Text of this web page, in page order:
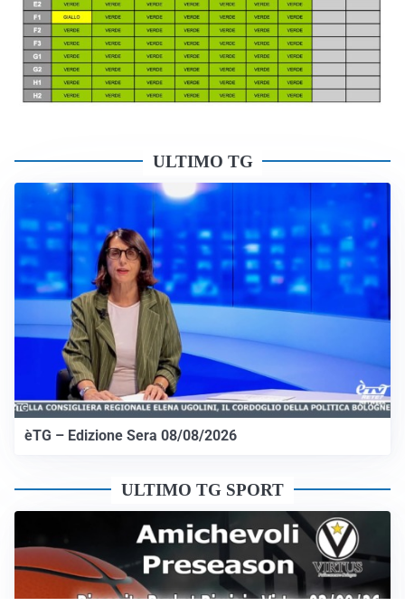
ULTIMO TG
èTG – Edizione Sera 08/08/2026
ULTIMO TG SPORT